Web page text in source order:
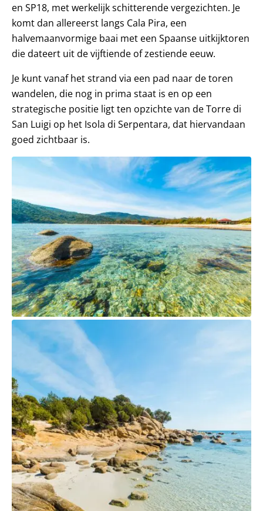
en SP18, met werkelijk schitterende vergezichten. Je
komt dan allereerst langs Cala Pira, een
halvemaanvormige baai met een Spaanse uitkijktoren
die dateert uit de vijftiende of zestiende eeuw.
Je kunt vanaf het strand via een pad naar de toren
wandelen, die nog in prima staat is en op een
strategische positie ligt ten opzichte van de Torre di
San Luigi op het Isola di Serpentara, dat hiervandaan
goed zichtbaar is.